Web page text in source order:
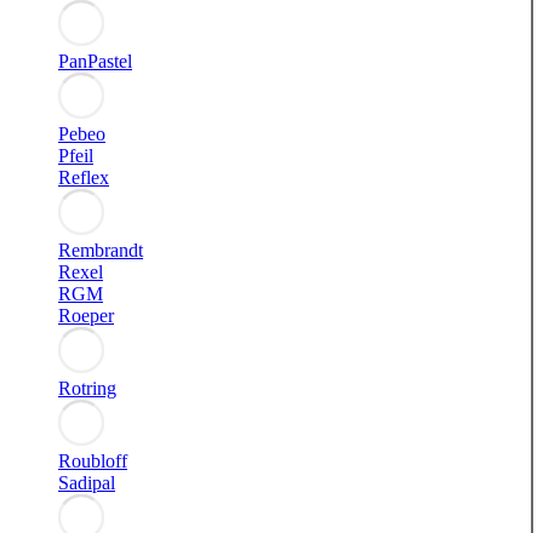
PanPastel
Pebeo
Pfeil
Reflex
Rembrandt
Rexel
RGM
Roeper
Rotring
Roubloff
Sadipal